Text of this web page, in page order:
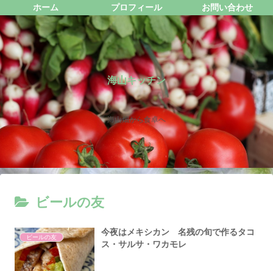
海山キッチン
海山畑から食卓へ
ホーム プロフィール お問い合わせ
ビールの友
ビールの友
今夜はメキシカン 名残の旬で作るタコ
ス・サルサ・ワカモレ